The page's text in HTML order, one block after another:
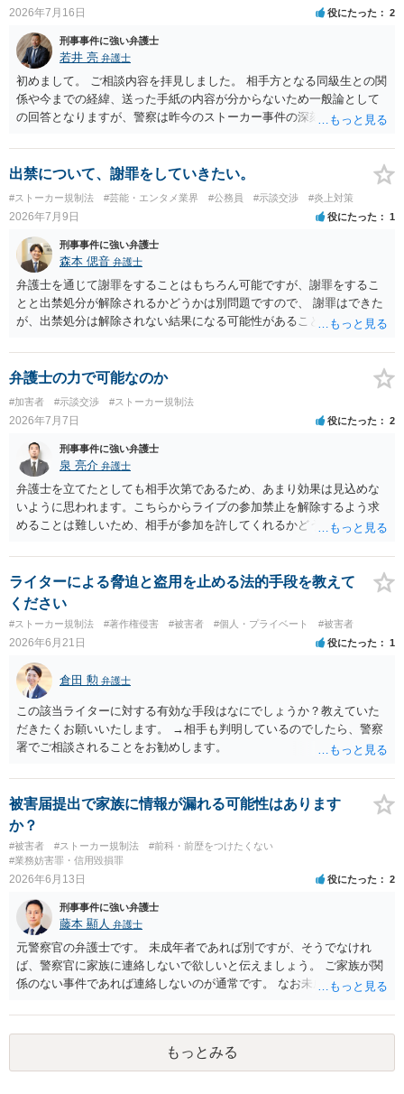
2026年7月16日 役にたった 2
刑事事件に強い弁護士
若井 亮 弁護士
初めまして。 ご相談内容を拝見しました。 相手方となる同級生との関
係や今までの経緯、送った手紙の内容が分からないため一般論として
の回答となりますが、警察は昨今のストーカー事件の深刻化を踏ま
しゃるとのことですので、今後の接触は避けられたほうが良いでしょ
う。
出禁について、謝罪をしていきたい。
#ストーカー規制法 #芸能・エンタメ業界 #公務員 #示談交渉 #炎上対策
2026年7月9日 役にたった 1
刑事事件に強い弁護士
森本 偲音 弁護士
弁護士を通じて謝罪をすることはもちろん可能ですが、謝罪をするこ
とと出禁処分が解除されるかどうかは別問題ですので、 謝罪はできた
が、出禁処分は解除されない結果になる可能性があることを踏まえた
弁護士の力で可能なのか
#加害者 #示談交渉 #ストーカー規制法
2026年7月7日 役にたった 2
刑事事件に強い弁護士
泉 亮介 弁護士
弁護士を立てたとしても相手次第であるため、あまり効果は見込めな
いように思われます。こちらからライブの参加禁止を解除するよう求
めることは難しいため、相手が参加を許してくれるかどうかになって
ライターによる脅迫と盗用を止める法的手段を教えて
ください
#ストーカー規制法 #著作権侵害 #被害者 #個人・プライベート #被害者
2026年6月21日 役にたった 1
倉田 勲 弁護士
この該当ライターに対する有効な手段はなにでしょうか？教えていた
だきたくお願いいたします。 →相手も判明しているのでしたら、警察
署でご相談されることをお勧めします。
被害届提出で家族に情報が漏れる可能性はあります
か？
#被害者 #ストーカー規制法
#前科・前歴をつけたくない
#業務妨害罪・信用毀損罪
2026年6月13日 役にたった 2
刑事事件に強い弁護士
藤本 顯人 弁護士
元警察官の弁護士です。 未成年者であれば別ですが、そうでなけれ
ば、警察官に家族に連絡しないで欲しいと伝えましょう。 ご家族が関
係のない事件であれば連絡しないのが通常です。 なお未成年者の場合
もっとみる